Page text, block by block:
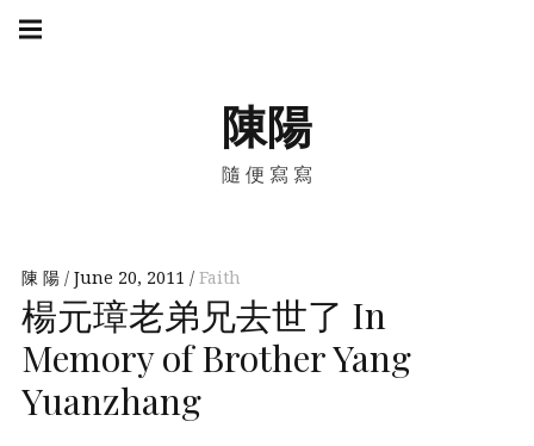
Skip
陳陽
隨便寫寫
navigation
陳 陽 June 20, 2011 Faith
楊元璋老弟兄去世了 In
Memory of Brother Yang
Yuanzhang